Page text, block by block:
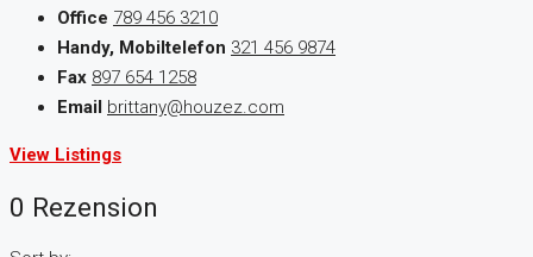
Office 789 456 3210
Handy, Mobiltelefon 321 456 9874
Fax 897 654 1258
Email brittany@houzez.com
View Listings
0 Rezension